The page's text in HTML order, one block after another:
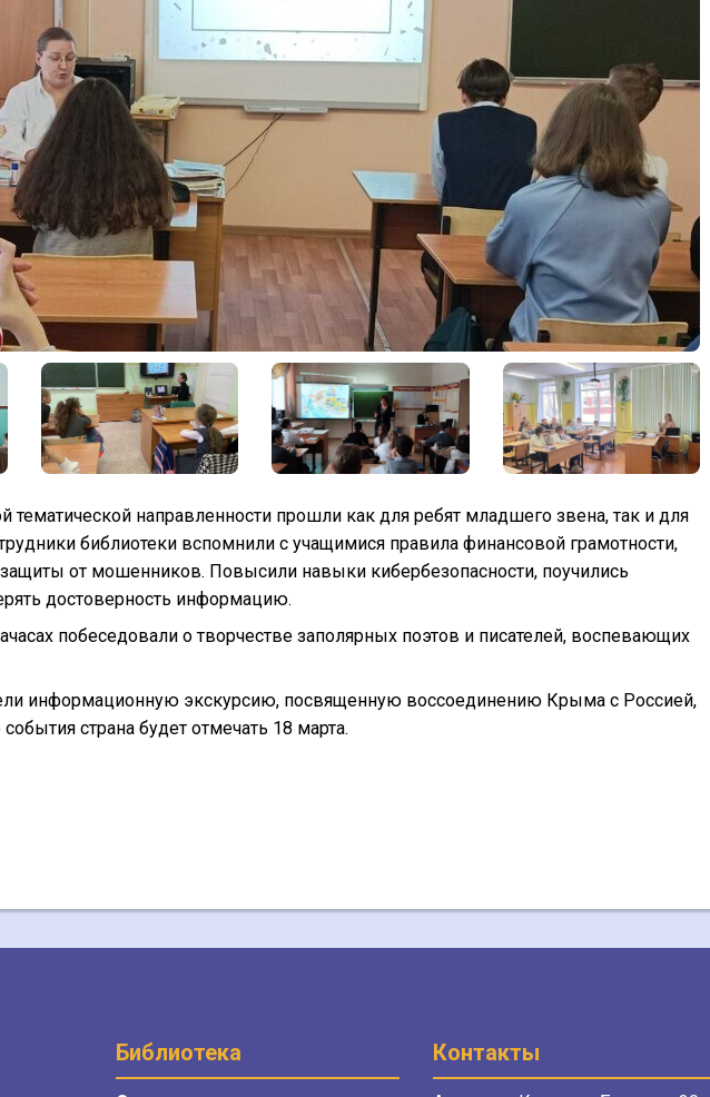
тематической направленности прошли как для ребят младшего звена, так и для
библиотеки вспомнили с учащимися правила финансовой грамотности,
от мошенников. Повысили навыки кибербезопасности, поучились
достоверность информацию.
побеседовали о творчестве заполярных поэтов и писателей, воспевающих
информационную экскурсию, посвященную воссоединению Крыма с Россией,
страна будет отмечать 18 марта.
Библиотека Контакты